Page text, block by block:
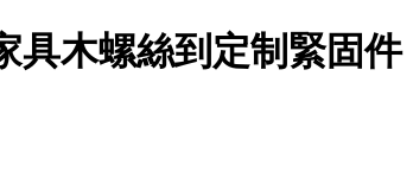
具木螺絲到定制緊固